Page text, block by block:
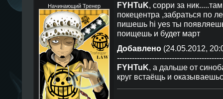
Начинающий Тренер FYHTuK, сорри за
покецентра ,забраться по
пишешь hi yes ты
поищешь и будет март
Добавлено(24.05.2012,
FYHTuK, а дальше от
круг встаёщь и